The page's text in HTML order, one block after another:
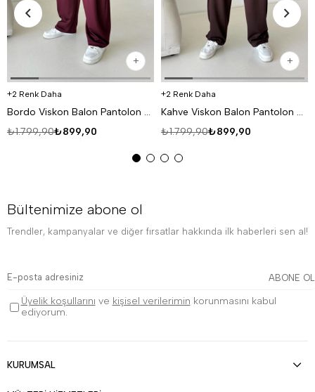
2 Renk Daha
Bordo Viskon Balon Pantolon PNC 4063
₺899,90
₺1.799,90
2 Renk Daha
Kahve Viskon Balon Pantolon PNC 4063
₺899,90
₺1.799,90
Bültenimize abone ol
Trendler, kampanyalar ve diğer fırsatlar hakkında ilk haberleri sen al!
ABONE OL
Üyelik koşullarını ve kişisel verilerimin korunmasını kabul
ediyorum.
KURUMSAL